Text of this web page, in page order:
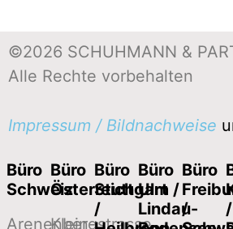
©2026 SCHUHMANN &
Alle Rechte vorbehalten
Impressum / Bildnachweise
Büro
Schweiz
Arenenbergstrasse
Büro
Österreich
Klein-
Büro
Stuttgart
/
Büro
Ulm /
Lindau-
Büro
/
/